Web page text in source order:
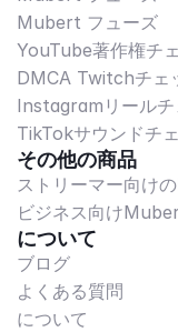
Mubert フューズ
YouTube著作権チ
DMCA Twitchチェ
Instagramリールチ
TikTokサウンドチ
その他の商品
ストリーマー向け
ビジネス向け
について
ブログ
よくある質問
について